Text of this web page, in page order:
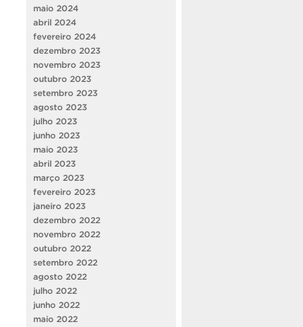
maio 2024
abril 2024
fevereiro 2024
dezembro 2023
novembro 2023
outubro 2023
setembro 2023
agosto 2023
julho 2023
junho 2023
maio 2023
abril 2023
março 2023
fevereiro 2023
janeiro 2023
dezembro 2022
novembro 2022
outubro 2022
setembro 2022
agosto 2022
julho 2022
junho 2022
maio 2022